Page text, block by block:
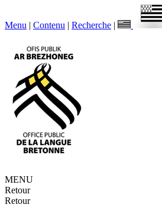
Menu | Contenu | Recherche |
MENU
Retour
Retour